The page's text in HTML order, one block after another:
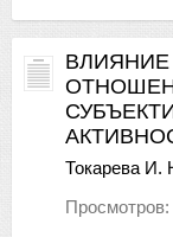
Токарева И.
Просмотров: